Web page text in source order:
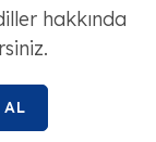
hakkında
AL